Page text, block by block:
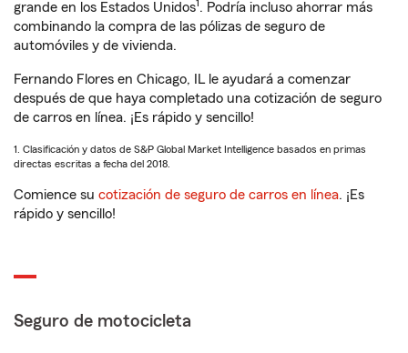
grande en los Estados Unidos1 . Podría incluso ahorrar más
combinando la compra de las pólizas de seguro de
automóviles y de vivienda.
Fernando Flores en Chicago, IL le ayudará a comenzar
después de que haya completado una cotización de seguro
de carros en línea. ¡Es rápido y sencillo!
1. Clasificación y datos de S&P Global Market Intelligence basados en primas
directas escritas a fecha del 2018.
Comience su cotización de seguro de carros en línea. ¡Es
rápido y sencillo!
Seguro de motocicleta